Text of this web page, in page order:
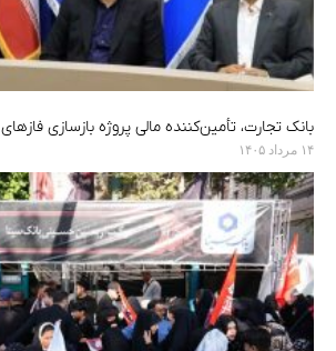
بانک تجارت، تأمین‌کننده مالی پروژه بازسازی فازهای ۴ و ۵ پارس جنوبی
۱۴ مرداد ۱۴۰۵